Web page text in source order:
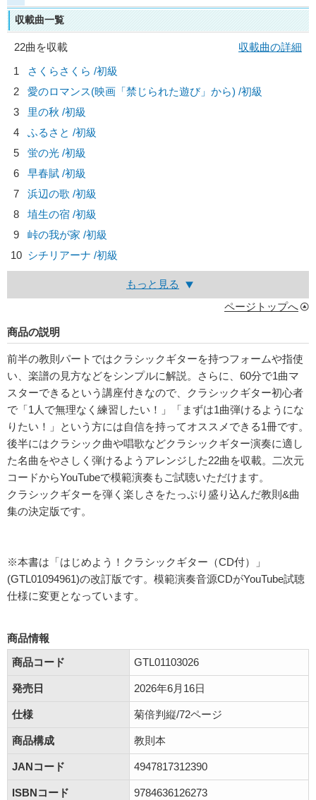
収載曲一覧
22曲を収載
収載曲の詳細
1
さくらさくら /初級
2
愛のロマンス(映画「禁じられた遊び」から) /初級
3
里の秋 /初級
4
ふるさと /初級
5
蛍の光 /初級
6
早春賦 /初級
7
浜辺の歌 /初級
8
埴生の宿 /初級
9
峠の我が家 /初級
10 シチリアーナ /初級
もっと見る
ページトップへ
商品の説明
前半の教則パートではクラシックギターを持つフォームや指使
い、楽譜の見方などをシンプルに解説。さらに、60分で1曲マ
スターできるという講座付きなので、クラシックギター初心者
で「1人で無理なく練習したい！」「まずは1曲弾けるようにな
りたい！」という方には自信を持ってオススメできる1冊です。
後半にはクラシック曲や唱歌などクラシックギター演奏に適し
た名曲をやさしく弾けるようアレンジした22曲を収載。二次元
コードからYouTubeで模範演奏もご試聴いただけます。
クラシックギターを弾く楽しさをたっぷり盛り込んだ教則&曲
集の決定版です。
※本書は「はじめよう！クラシックギター（CD付）」
(GTL01094961)の改訂版です。模範演奏音源CDがYouTube試聴
仕様に変更となっています。
商品情報
商品コード
GTL01103026
発売日 2026年6月16日
仕様 菊倍判縦/72ページ
商品構成 教則本
JANコード 4947817312390
ISBNコード 9784636126273